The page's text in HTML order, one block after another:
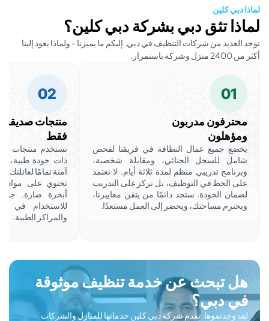
كلين
تثق دبي بشركة دبي كلين؟
من شركات التنظيف في دبي. إليكم ما يميزنا - ولماذا يعود إلينا
مدربون
جميع عمال النظافة في فريقنا لفحص
للسجل الجنائي، ومقابلة شخصية،
تدريبي منظم لمدة ثلاثة أيام. لا نعتمد
الحظ في التوظيف، بل نركز على التدريب
الجودة. ستجد دائمًا من يتقن معاييرنا،
مساحتك، ويحضر إلى العمل مستعدًا.
منتجات صديقة للبيئة
نستخدم منتجات تنظيف قابلة
ذات جودة طبية، تُزيل
آمنة تمامًا لعائلتك وحيواناتك
تحتوي على مواد كيميائية
أبخرة ضارة. جميع
للاستخدام في المنازل،
والمراكز الطبية.
تبحث عن خدمة تنظيف موثوقة
دبي؟
تقدم شركة دبي كلين خدماتها للمنازل والشركات